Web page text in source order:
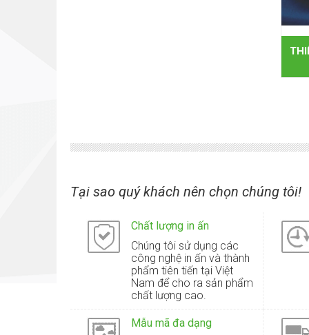
Tại sao quý khách nên chọn chúng tôi!
Chất lượng in ấn
Chúng tôi sử dụng các
công nghệ in ấn và thành
phẩm tiên tiến tại Việt
Nam để cho ra sản phẩm
chất lượng cao.
Mẫu mã đa dạng